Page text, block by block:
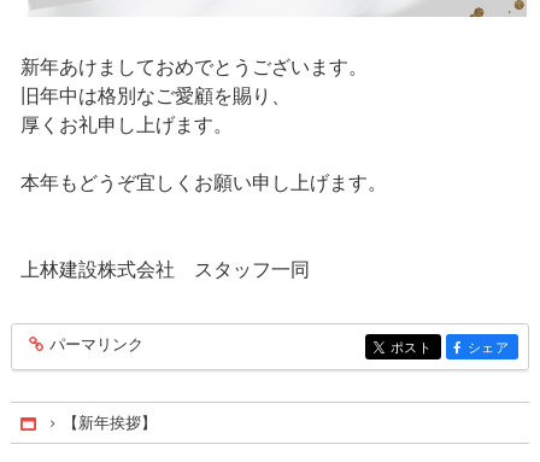
新年あけましておめでとうございます。
旧年中は格別なご愛顧を賜り、
厚くお礼申し上げます。
本年もどうぞ宜しくお願い申し上げます。
上林建設株式会社 スタッフ一同
entry308
パーマリンク entry308
ポスト entry308
シェア
Home【新年挨拶】